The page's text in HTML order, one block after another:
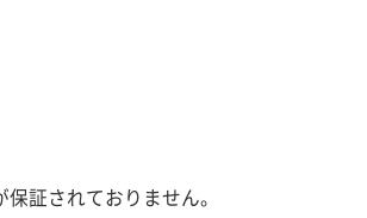
証されておりません。